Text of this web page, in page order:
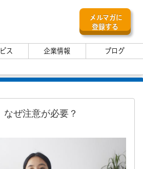
メルマガに
登録する
ス 企業情報
ブログ
ぜ注意が必要？